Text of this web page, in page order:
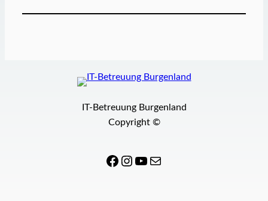
IT-Betreuung Burgenland
Copyright ©
Facebook Instagram YouTube E-Mail